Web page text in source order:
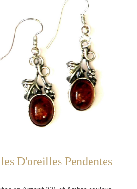
D'oreilles Pendentes